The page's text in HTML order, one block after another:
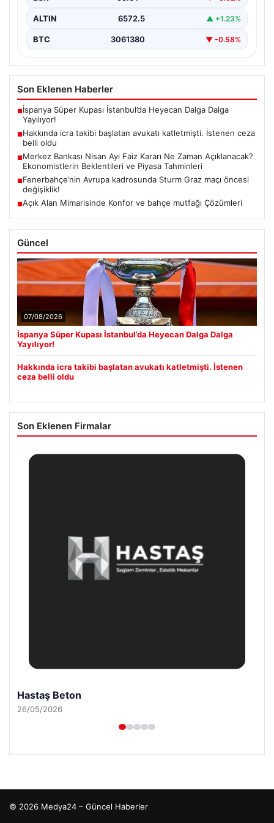
ALTIN 6572.5 ▲ +1.23%
BTC 3061380 ▼ -0.58%
Son Eklenen Haberler
■İspanya Süper Kupası İstanbul’da Heyecan Dalga Dalga
Yayılıyor!
■Hakkında icra takibi başlatan avukatı katletmişti. İstenen ceza
belli oldu
■Merkez Bankası Nisan Ayı Faiz Kararı Ne Zaman Açıklanacak?
Ekonomistlerin Beklentileri ve Piyasa Tahminleri
■Fenerbahçe’nin Avrupa kadrosunda Sturm Graz maçı öncesi
değişiklik!
■Açık Alan Mimarisinde Konfor ve bahçe mutfağı Çözümleri
Güncel
07/08/2026
İspanya Süper Kupası İstanbul’da Heyecan Dalga Dalga
Yayılıyor!
Hakkında icra takibi başlatan avukatı katletmişti. İstenen
ceza belli oldu
Son Eklenen Firmalar
Hastaş Beton
26/05/2026
© 2026 Medya24 – Güncel Haberler